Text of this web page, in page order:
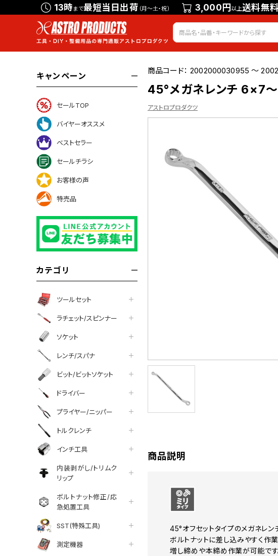
13時まで最短当日出荷 （月～土・祝） 3,000円以上送料無料
会員登録
キャンペーン
セールTOP
バイヤーオススメ
ベストセラー
セールチラシ
お客様の声
特売品
カテゴリ
ツールセット
ラチェット/スピンナー
ソケット
レンチ/スパナ
ビット/ビットソケット
ドライバー
プライヤー/ニッパー
トルクレンチ
インチ工具
内装剥がし/トリムク
リップ
ボルトナット修正/応
急処置工具
SST(特殊工具)
測定機器
商品コード：2002000030955 ～
45°メガネレンチ 6×7
アストロプロダクツ
facebook
line
商品説明
45°オフセットタイプのメガネレン
ボルトナットに差し込みやすく作
増し締めや本締め作業が可能です